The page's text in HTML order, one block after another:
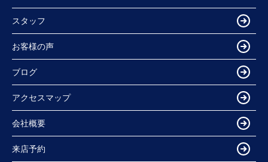
スタッフ
お客様の声
ブログ
アクセスマップ
会社概要
来店予約